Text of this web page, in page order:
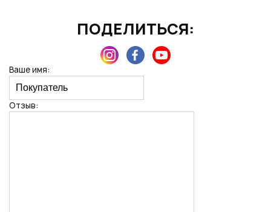
ПОДЕЛИТЬСЯ:
Ваше имя:
Отзыв: